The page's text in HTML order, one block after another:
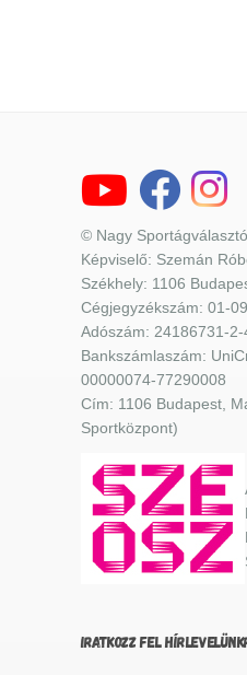
© Nagy
Képviselő: Szemán
Székhely: 1106
Cégjegyzékszám: 01-
Adószám: 24186731-2-
Bankszámlaszám:
00000074-77290008
Cím: 1106 Budapest,
Sportközpont)
IRATKOZZ FEL